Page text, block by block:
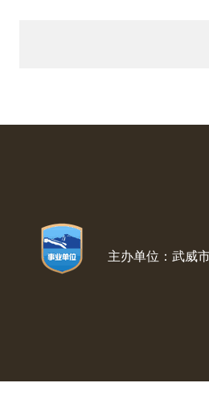
主办单位：武威